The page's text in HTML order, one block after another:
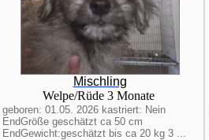
Mischling
Welpe/Rüde 3 Monate
geboren: 01.05. 2026 kastriert: Nein
EndGröße geschätzt ca 50 cm
EndGewicht:geschätzt bis ca 20 kg 3 ...